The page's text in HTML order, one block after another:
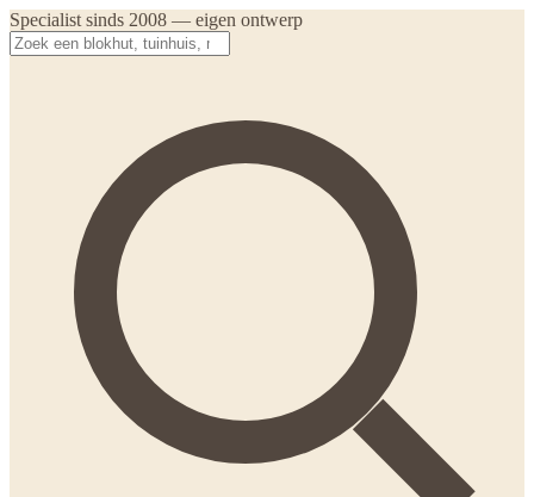
Specialist sinds 2008 — eigen ontwerp